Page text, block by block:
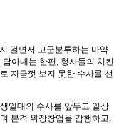
걸면서 고군분투하는 마약
아내는 한편, 형사들의 치킨
지금껏 보지 못한 수사를 선
일대의 수사를 앞두고 일상
본격 위장창업을 감행하고,